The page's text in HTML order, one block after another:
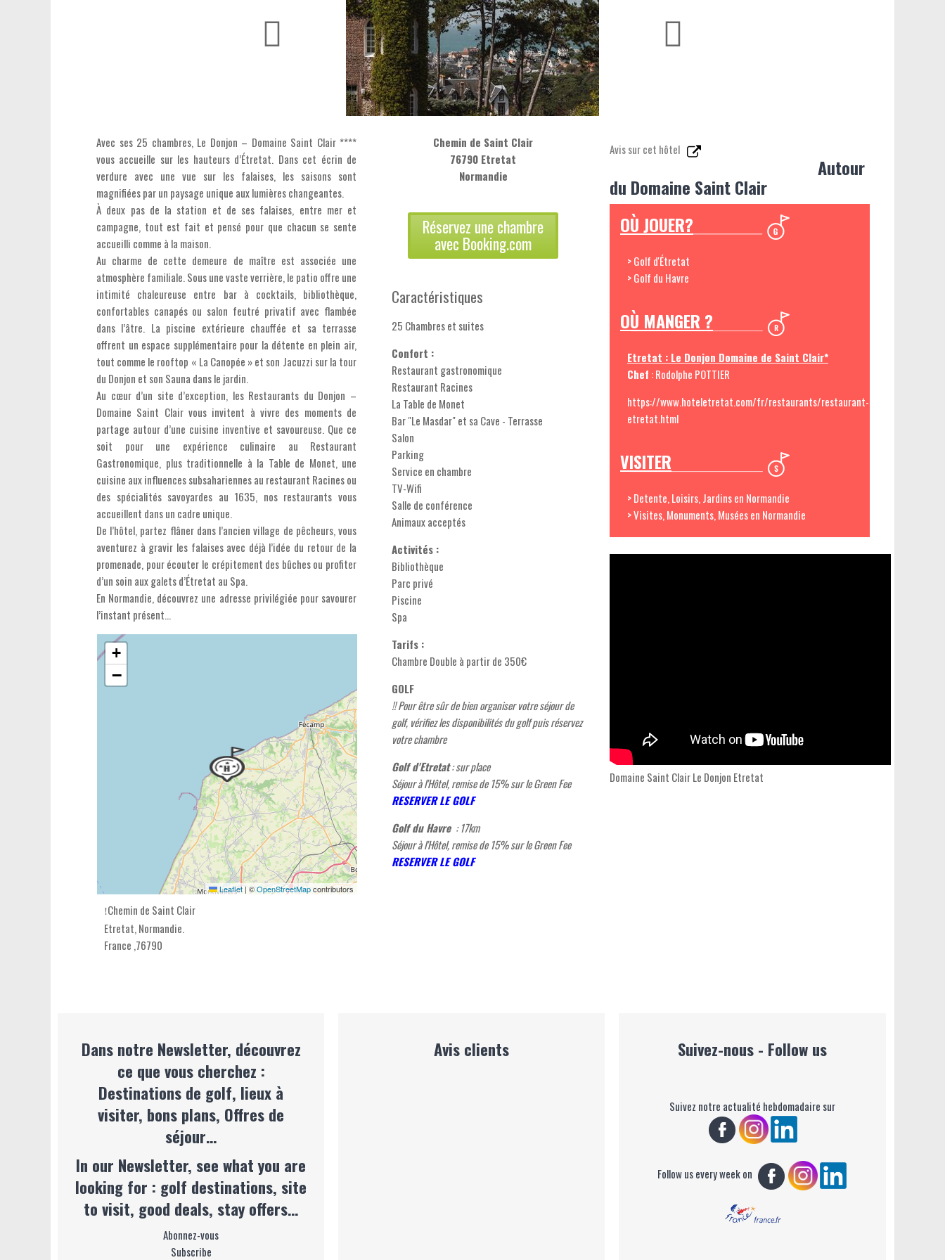
Avec ses 25 chambres, Le Donjon – Domaine Saint Clair ****
vous accueille sur les hauteurs d’Étretat. Dans cet écrin de
verdure avec une vue sur les falaises, les saisons sont
magnifiées par un paysage unique aux lumières changeantes.
À deux pas de la station et de ses falaises, entre mer et
campagne, tout est fait et pensé pour que chacun se sente
accueilli comme à la maison.
Au charme de cette demeure de maître est associée une
atmosphère familiale. Sous une vaste verrière, le patio offre une
intimité chaleureuse entre bar à cocktails, bibliothèque,
confortables canapés ou salon feutré privatif avec flambée
dans l’âtre. La piscine extérieure chauffée et sa terrasse
offrent un espace supplémentaire pour la détente en plein air,
tout comme le rooftop « La Canopée » et son Jacuzzi sur la tour
du Donjon et son Sauna dans le jardin.
Au cœur d’un site d’exception, les Restaurants du Donjon –
Domaine Saint Clair vous invitent à vivre des moments de
partage autour d’une cuisine inventive et savoureuse. Que ce
soit pour une expérience culinaire au Restaurant
Gastronomique, plus traditionnelle à la Table de Monet, une
cuisine aux influences subsahariennes au restaurant Racines ou
des spécialités savoyardes au 1635, nos restaurants vous
accueillent dans un cadre unique.
De l’hôtel, partez flâner dans l’ancien village de pêcheurs, vous
aventurez à gravir les falaises avec déjà l’idée du retour de la
promenade, pour écouter le crépitement des bûches ou profiter
d’un soin aux galets d’Étretat au Spa.
En Normandie, découvrez une adresse privilégiée pour savourer
l’instant présent…
+
−
Leaflet | ©OpenStreetMapcontributors
Chemin de Saint Clair
Etretat, Normandie.
France ,76790
Chemin de Saint Clair
76790 Etretat
Normandie
Réservez une chambre
avec Booking.com
Caractéristiques
25 Chambres et suites
Confort :
Restaurant gastronomique
Restaurant Racines
La Table de Monet
Bar "Le Masdar" et sa Cave - Terrasse
Salon
Parking
Service en chambre
TV-Wifi
Salle de conférence
Animaux acceptés
Activités :
Bibliothèque
Parc privé
Piscine
Spa
Tarifs :
Chambre Double à partir de 350€
GOLF
!! Pour être sûr de bien organiser votre séjour de
golf, vérifiez les disponibilités du golf puis réservez
votre chambre
Golf d'Etretat: sur place
Séjour à l'Hôtel, remise de 15% sur le Green Fee
RESERVER LE GOLF
Golf du Havre : 17km
Séjour à l'Hôtel, remise de 15% sur le Green Fee
RESERVER LE GOLF
Avis sur cet hôtel
Autour
du Domaine Saint Clair
OÙ JOUER?
> Golf d'Étretat
> Golf du Havre
OÙ MANGER ?
Etretat : Le Donjon Domaine de Saint Clair*
Chef : Rodolphe POTTIER
https://www.hoteletretat.com/fr/restaurants/restaurant-
etretat.html
VISITER
> Detente, Loisirs, Jardins en Normandie
> Visites, Monuments, Musées en Normandie
Domaine Saint Clair Le Donjon Etretat
Dans notre Newsletter, découvrez
ce que vous cherchez :
Destinations de golf, lieux à
visiter, bons plans, Offres de
séjour…
In our Newsletter, see what you are
looking for : golf destinations, site
to visit, good deals, stay offers…
Abonnez-vous
Subscribe
Avis clients Suivez-nous - Follow us
Suivez notre actualité hebdomadaire sur
Follow us every week on